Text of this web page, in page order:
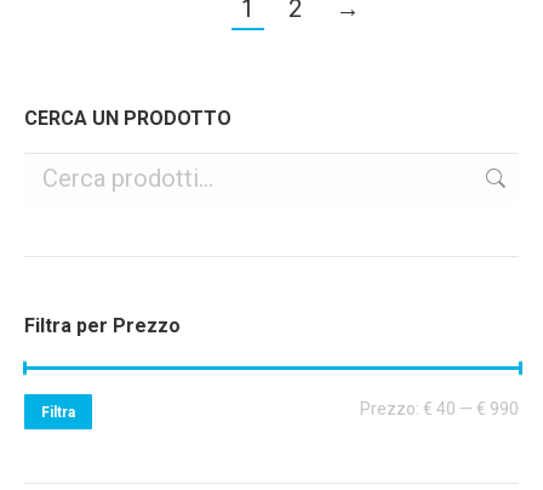
1 2 →
CERCA UN PRODOTTO
Filtra per Prezzo
Filtra Prezzo: € 40 — € 990